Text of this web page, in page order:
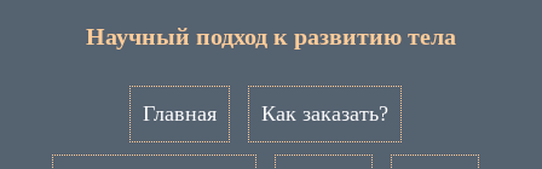
Научный подход к развитию тела
Главная Как заказать?